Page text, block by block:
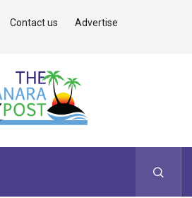
Contact us Advertise